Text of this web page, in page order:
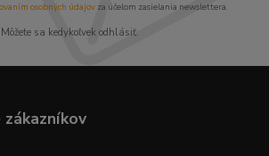
osobných údajov za účelom zasielania newslettera.
Môžete sa kedykoľvek odhlásiť.